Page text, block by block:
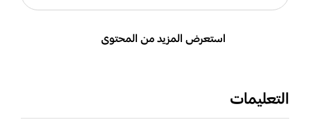
استعرض المزيد من المحتوى
التعليمات